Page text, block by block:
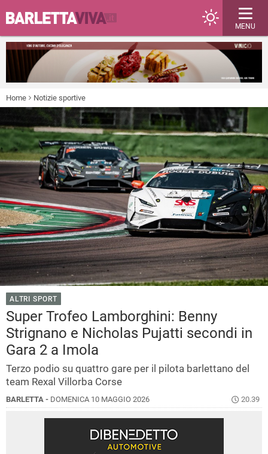
MENU
Home Notizie sportive
ALTRI SPORT
Super Trofeo Lamborghini: Benny
Strignano e Nicholas Pujatti secondi in
Gara 2 a Imola
Terzo podio su quattro gare per il pilota barlettano del
team Rexal Villorba Corse
BARLETTA - DOMENICA 10 MAGGIO 2026 20.39